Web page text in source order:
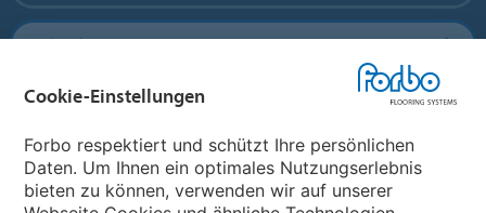
Forbo Flooring Systems
Forbo Movement Systems
Land auswählen
Cookie-Einstellungen
Forbo respektiert und schützt Ihre persönlichen
Daten. Um Ihnen ein optimales Nutzungserlebnis
bieten zu können, verwenden wir auf unserer